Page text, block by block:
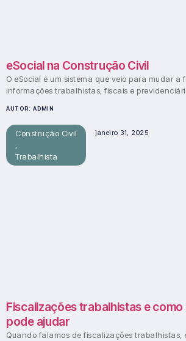
eSocial na Construção Civil
O eSocial é um sistema que veio para mudar a
informações trabalhistas, fiscais e
AUTOR: ADMIN
Construção Civil
Trabalhista
janeiro 31, 2025
Fiscalizações trabalhistas e
pode ajudar
Quando falamos de fiscalizações trabalhistas,